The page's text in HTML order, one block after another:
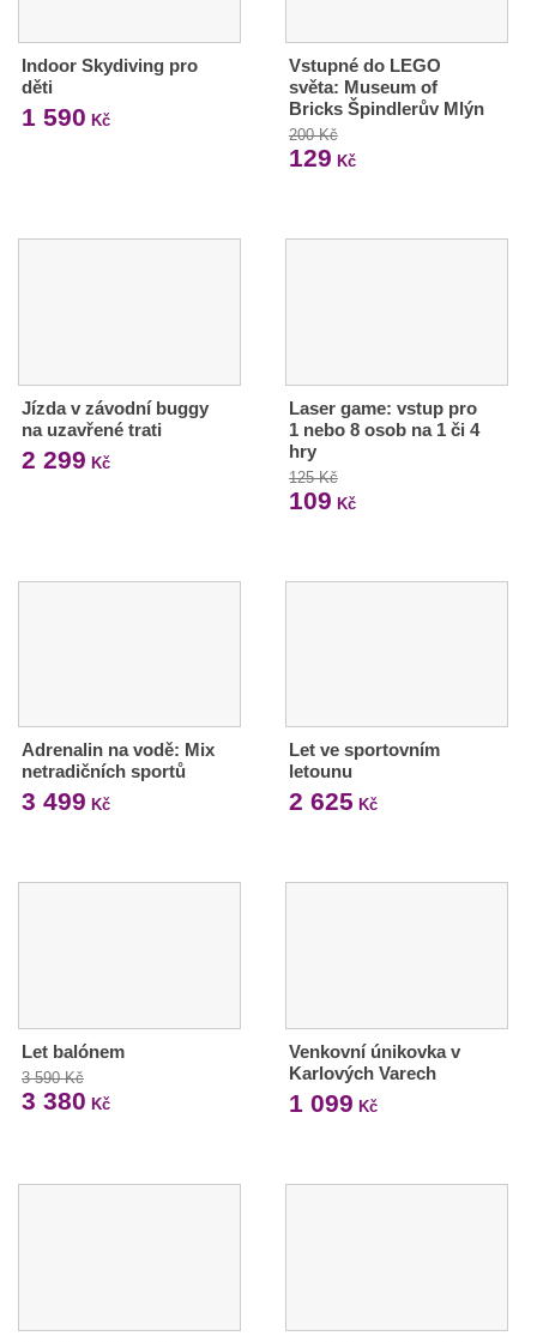
Indoor Skydiving pro
děti
1 590 Kč
Vstupné do LEGO
světa: Museum of
Bricks Špindlerův Mlýn
200 Kč
129 Kč
Jízda v závodní buggy
na uzavřené trati
2 299 Kč
Laser game: vstup pro
1 nebo 8 osob na 1 či 4
hry
125 Kč
109 Kč
Adrenalin na vodě: Mix
netradičních sportů
3 499 Kč
Let ve sportovním
letounu
2 625 Kč
Let balónem
3 590 Kč
3 380 Kč
Venkovní únikovka v
Karlových Varech
1 099 Kč